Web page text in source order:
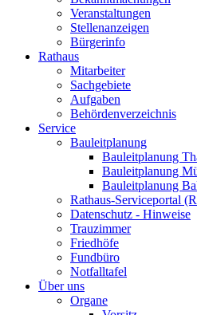
Veranstaltungen
Stellenanzeigen
Bürgerinfo
Rathaus
Mitarbeiter
Sachgebiete
Aufgaben
Behördenverzeichnis
Service
Bauleitplanung
Bauleitplanung
Bauleitplanung
Bauleitplanung
Rathaus-Serviceportal
Datenschutz - Hinweise
Trauzimmer
Friedhöfe
Fundbüro
Notfalltafel
Über uns
Organe